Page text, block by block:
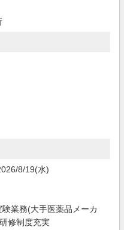
8/19(水)
験業務(大手医薬品メーカ
修制度充実